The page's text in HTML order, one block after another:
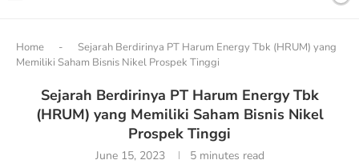
Home -
Sejarah Berdirinya PT Harum Energy Tbk (HRUM) yang
Memiliki Saham Bisnis Nikel Prospek Tinggi
Sejarah Berdirinya PT Harum Energy Tbk
(HRUM) yang Memiliki Saham Bisnis Nikel
Prospek Tinggi
June 15, 2023 5 minutes read